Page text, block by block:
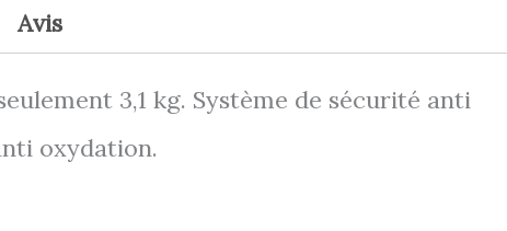
Avis
3,1 kg. Système de sécurité anti
oxydation.